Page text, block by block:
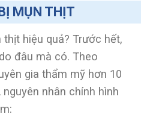
MỤN THỊT
hiệu quả? Trước hết,
đâu mà có. Theo
gia thẩm mỹ hơn 10
nhân chính hình